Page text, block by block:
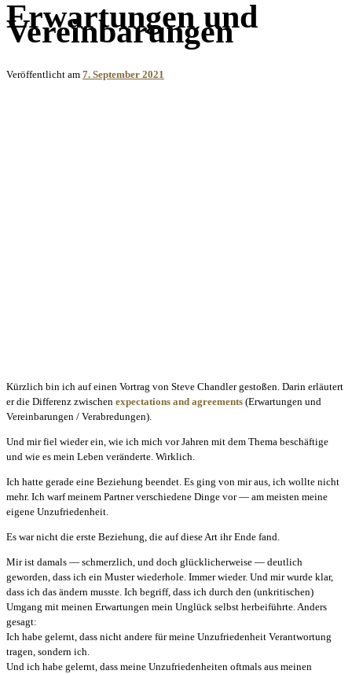
Erwartungen und
Vereinbarungen
Veröffentlicht am 7. September 2021
Kürzlich bin ich auf einen Vortrag von Steve Chandler gestoßen. Darin erläutert
er die Differenz zwischen expectations and agreements (Erwartungen und
Vereinbarungen / Verabredungen).
Und mir fiel wieder ein, wie ich mich vor Jahren mit dem Thema beschäftige
und wie es mein Leben veränderte. Wirklich.
Ich hatte gerade eine Beziehung beendet. Es ging von mir aus, ich wollte nicht
mehr. Ich warf meinem Partner verschiedene Dinge vor — am meisten meine
eigene Unzufriedenheit.
Es war nicht die erste Beziehung, die auf diese Art ihr Ende fand.
Mir ist damals — schmerzlich, und doch glücklicherweise — deutlich
geworden, dass ich ein Muster wiederhole. Immer wieder. Und mir wurde klar,
dass ich das ändern musste. Ich begriff, dass ich durch den (unkritischen)
Umgang mit meinen Erwartungen mein Unglück selbst herbeiführte. Anders
gesagt:
Ich habe gelernt, dass nicht andere für meine Unzufriedenheit Verantwortung
tragen, sondern ich.
Und ich habe gelernt, dass meine Unzufriedenheiten oftmals aus meinen